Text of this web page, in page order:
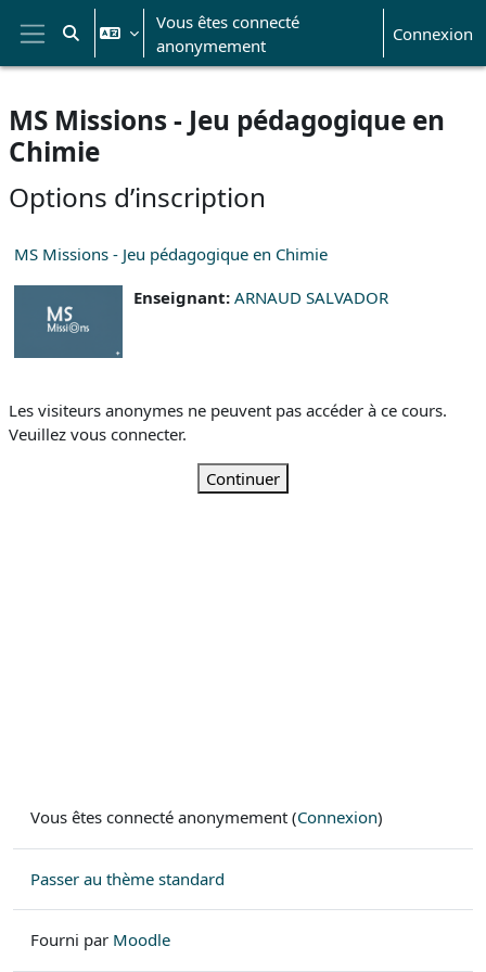
Passer au contenu principal
Panneau latéral
Activer/désactiver la saisie de recherche
Vous êtes connecté
anonymement
Connexion
MS Missions - Jeu pédagogique en
Chimie
Options d’inscription
MS Missions - Jeu pédagogique en Chimie
Enseignant: ARNAUD SALVADOR
Les visiteurs anonymes ne peuvent pas accéder à ce cours.
Veuillez vous connecter.
Continuer
Vous êtes connecté anonymement (Connexion)
Passer au thème standard
Fourni par Moodle